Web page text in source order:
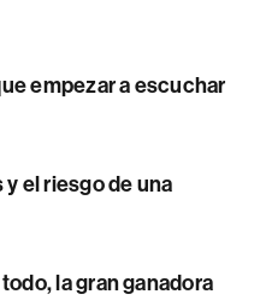
empezar a escuchar
el riesgo de una
la gran ganadora